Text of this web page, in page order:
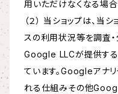
用いただけなくなる場合
（２） 当ショップは、当
スの利用状況等を調査
Google LLCが提供す
ています。Googleアナ
れる仕組みその他